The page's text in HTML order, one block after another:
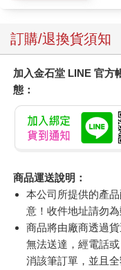
訂購/退換貨須知
加入金石堂 LINE 官方
態：
商品運送說明：
本公司所提供的產
意！收件地址請勿為
商品將由廠商透過
無法送達，經電話
消該筆訂單，並且全